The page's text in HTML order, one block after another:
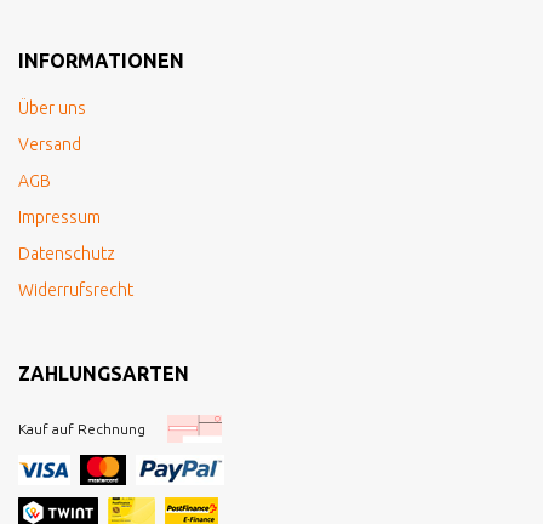
INFORMATIONEN
Über uns
Versand
AGB
Impressum
Datenschutz
Widerrufsrecht
ZAHLUNGSARTEN
Kauf auf Rechnung